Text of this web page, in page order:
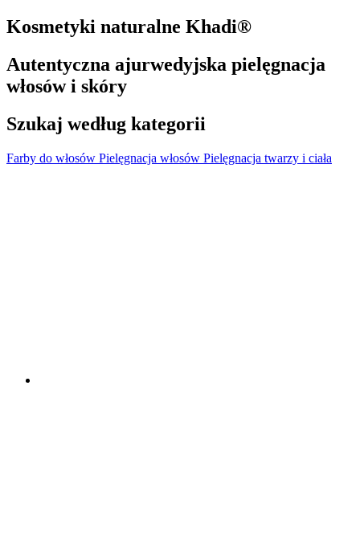
Kosmetyki naturalne Khadi®
Autentyczna ajurwedyjska pielęgnacja
włosów i skóry
Szukaj według kategorii
Farby do włosów Pielęgnacja włosów Pielęgnacja twarzy i ciała